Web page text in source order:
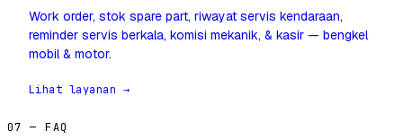
Work order, stok spare part, riwayat servis kendaraan,
reminder servis berkala, komisi mekanik, & kasir — bengkel
mobil & motor.
Lihat layanan →
07 — FAQ